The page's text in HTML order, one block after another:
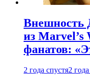
Внешность
из Marvel’s
фанатов:
2 года спустя2